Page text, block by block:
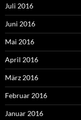
Juli 2016
Juni 2016
Mai 2016
April 2016
März 2016
Februar 2016
Januar 2016